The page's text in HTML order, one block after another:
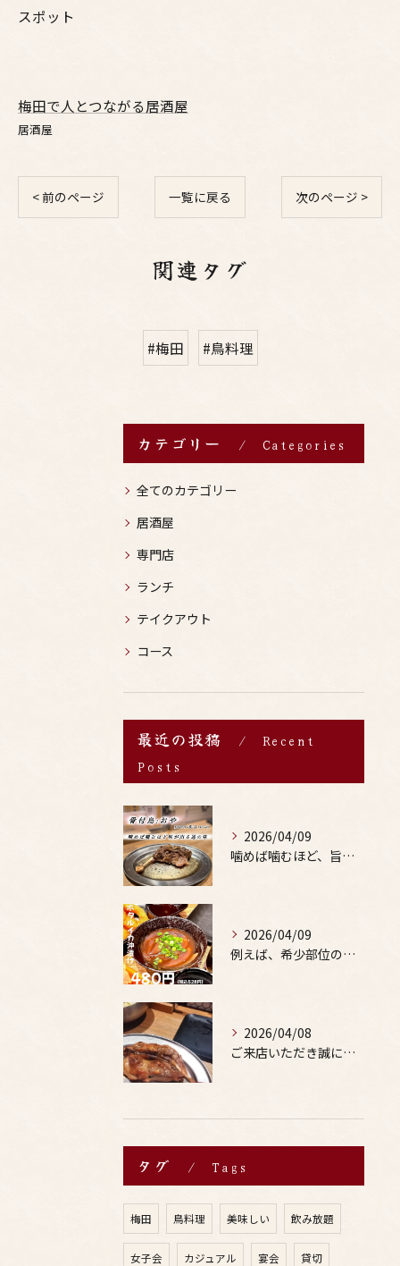
スポット
梅田で人とつながる居酒屋
居酒屋
< 前のページ 一覧に戻る 次のページ >
関連タグ
#梅田 #鳥料理
カテゴリー Categories
全てのカテゴリー
居酒屋
専門店
ランチ
テイクアウト
コース
最近の投稿
Recent
Posts
2026/04/09
噛めば噛むほど、旨みがあふれる。
2026/04/09
例えば、希少部位の串を試したり、季節限定の地酒を味わったりす...
2026/04/08
ご来店いただき誠にありがとうございます。
タグ Tags
梅田 鳥料理 美味しい 飲み放題
女子会 カジュアル 宴会 貸切